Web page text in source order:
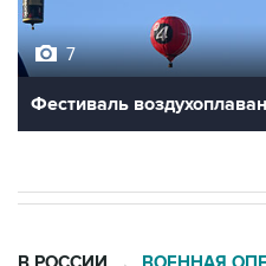
7
Фестиваль